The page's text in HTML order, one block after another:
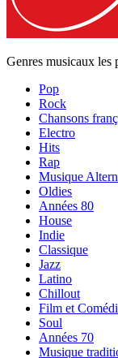
Genres musicaux les
Pop
Rock
Chansons
Electro
Hits
Rap
Musique
Oldies
Années 80
House
Indie
Classique
Jazz
Latino
Chillout
Film et
Soul
Années 70
Musique